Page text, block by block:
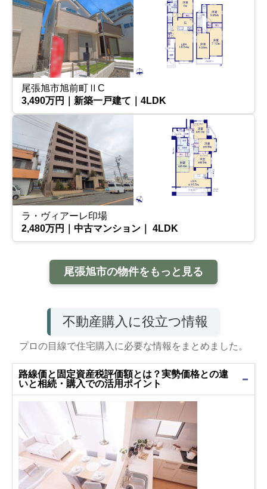
尾張旭市旭前町ⅡC
3,490万円｜新築一戸建て｜4LDK
ラ・ヴィアーレ印場
2,480万円｜中古マンション｜ 4LDK
尾張旭市の物件をもっと見る
不動産購入に役立つ情報
プロの目線で住宅購入に必要な情報をまとめました。
路線価と固定資産税評価額とは？実勢価格との違
いと相続・購入での活用ポイント